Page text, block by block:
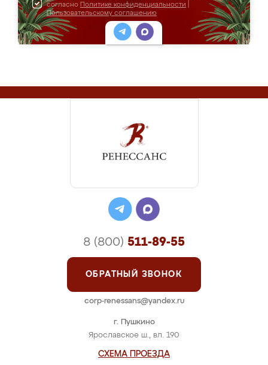
согласно Политике конфиденциальности
Пользовательскому соглашению
г. Пушкино
Ярославское ш., вл. 190
СХЕМА ПРОЕЗДА
8 (800) 511-89-55
ОБРАТНЫЙ ЗВОНОК
corp-renessans@yandex.ru